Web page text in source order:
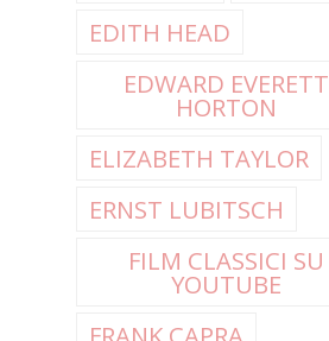
EDITH HEAD
EDWARD EVERETT
HORTON
ELIZABETH TAYLOR
ERNST LUBITSCH
FILM CLASSICI SU
YOUTUBE